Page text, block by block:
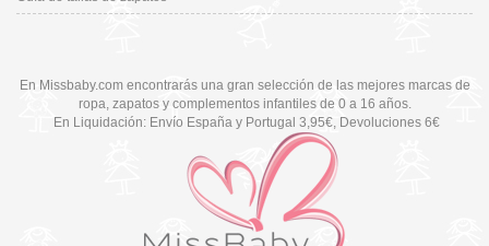
En Missbaby.com encontrarás una gran selección de las mejores marcas de
ropa, zapatos y complementos infantiles de 0 a 16 años.
En Liquidación: Envío España y Portugal 3,95€, Devoluciones 6€